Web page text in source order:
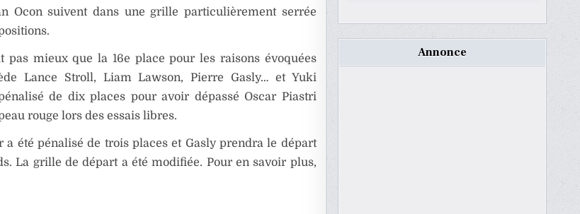
Ocon suivent dans une grille particulièrement serrée
pas mieux que la 16e place pour les raisons évoquées
Lance Stroll, Liam Lawson, Pierre Gasly… et Yuki
de dix places pour avoir dépassé Oscar Piastri
rouge lors des essais libres.
a été pénalisé de trois places et Gasly prendra le départ
La grille de départ a été modifiée. Pour en savoir plus,
Annonce